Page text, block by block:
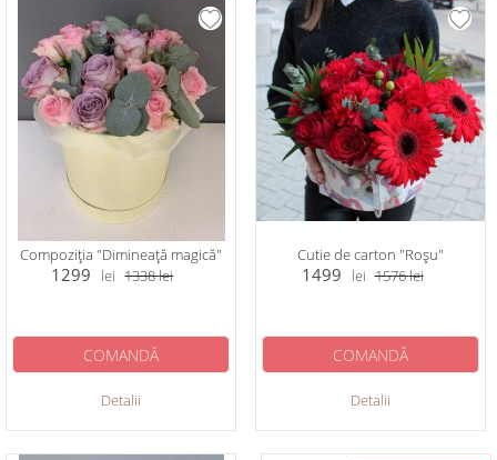
Compoziția "Dimineață magică"
1299 lei 1338lei
Detalii
COMANDĂ
Cutie de carton "Roșu"
1499 lei 1576lei
Detalii
COMANDĂ